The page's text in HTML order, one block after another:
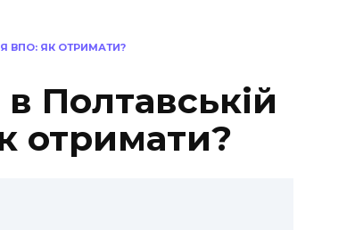
ВПО: ЯК ОТРИМАТИ?
Полтавській
отримати?